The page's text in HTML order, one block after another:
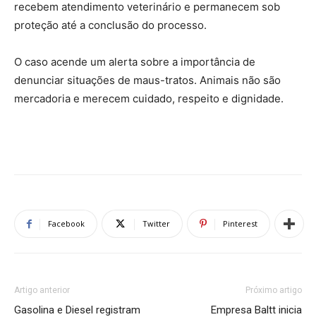
recebem atendimento veterinário e permanecem sob
proteção até a conclusão do processo.
O caso acende um alerta sobre a importância de
denunciar situações de maus-tratos. Animais não são
mercadoria e merecem cuidado, respeito e dignidade.
Facebook Twitter Pinterest
Artigo anterior
Gasolina e Diesel registram
Próximo artigo
Empresa Baltt inicia